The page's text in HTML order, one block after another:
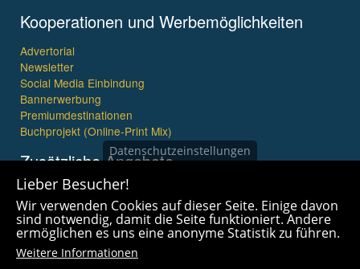
Kooperationen und Werbemöglichkeiten
Advertorial
Newsletter
Social Media Einbindung
Bannerwerbung
Premiumdestinationen
Buchprojekt (Online-Print Mix)
Zusätzliche Angebote
Imagefilme und mehr
360° x 360° Fotografie
Datenschutzeinstellungen
Lieber Besucher!
Wir verwenden Cookies auf dieser Seite. Einige davon
sind notwendig, damit die Seite funktioniert. Andere
ermöglichen es uns eine anonyme Statistik zu führen.
Weitere Informationen